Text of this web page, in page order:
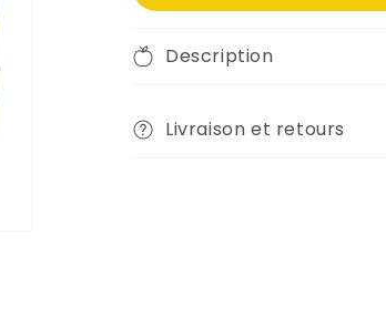
Description
Livraison et retours